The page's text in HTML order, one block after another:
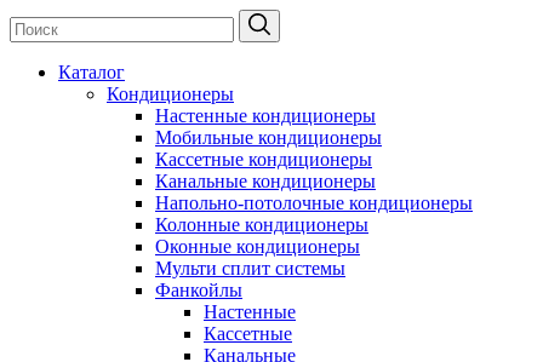
Каталог
Кондиционеры
Настенные кондиционеры
Мобильные кондиционеры
Кассетные кондиционеры
Канальные кондиционеры
Напольно-потолочные кондиционеры
Колонные кондиционеры
Оконные кондиционеры
Мульти сплит системы
Фанкойлы
Настенные
Кассетные
Канальные